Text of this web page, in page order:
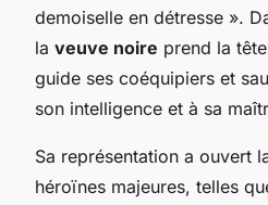
demoiselle en détresse ».
la veuve noire prend la
guide ses coéquipiers et
son intelligence et à sa
Sa représentation a ouvert
héroïnes majeures, telles